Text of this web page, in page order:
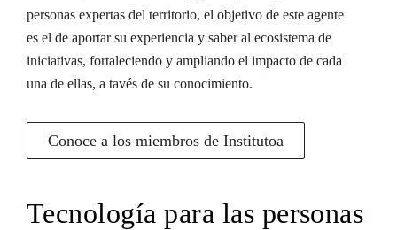
personas expertas del territorio, el objetivo de este agente
es el de aportar su experiencia y saber al ecosistema de
iniciativas, fortaleciendo y ampliando el impacto de cada
una de ellas, a tavés de su conocimiento.
Conoce a los miembros de Institutoa
Tecnología para las personas